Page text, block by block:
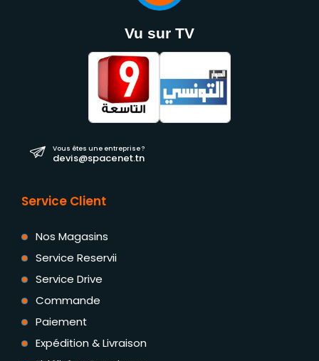
Vu sur TV
Vous êtes une entreprise ?
devis@spacenet.tn
Service Client
Nos Magasins
Service Reservii
Service Drive
Commande
Paiement
Expédition & Livraison